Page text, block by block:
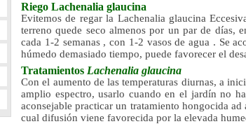
Riego Lachenalia glaucina
Evitemos de regar la Lachenalia glaucina
terreno quede seco almenos por un par de días,
cada 1-2 semanas , con 1-2 vasos de agua . Se
húmedo demasiado tiempo, puede favorecer el
Tratamientos Lachenalia glaucina
Con el aumento de las temperaturas diurnas, a
amplio espectro, usarlo cuando en el jardín no
aconsejable practicar un tratamiento hongocida
cual difusión viene favorecida por la elevada